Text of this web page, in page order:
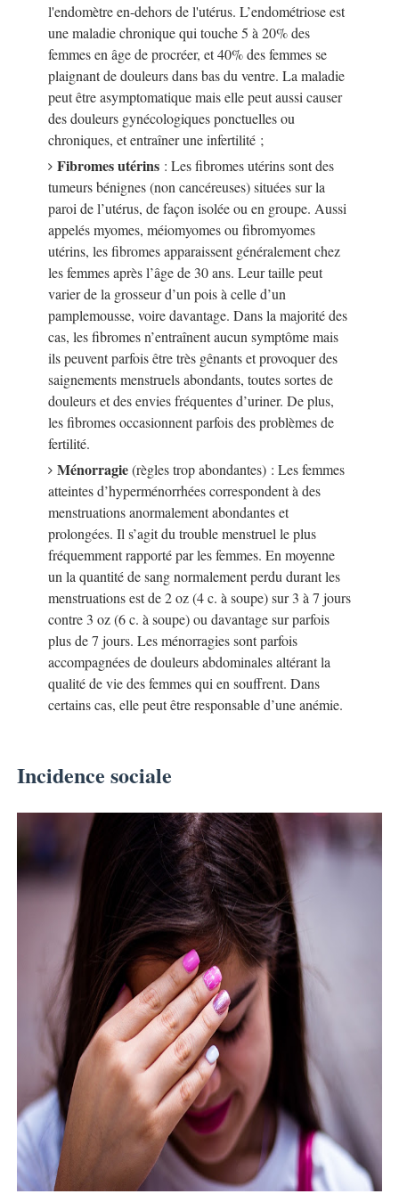
l'endomètre en-dehors de l'utérus. L’endométriose est
une maladie chronique qui touche 5 à 20% des
femmes en âge de procréer, et 40% des femmes se
plaignant de douleurs dans bas du ventre. La maladie
peut être asymptomatique mais elle peut aussi causer
des douleurs gynécologiques ponctuelles ou
chroniques, et entraîner une infertilité ;
Fibromes utérins: Les fibromes utérins sont des
tumeurs bénignes (non cancéreuses) situées sur la
paroi de l’utérus, de façon isolée ou en groupe. Aussi
appelés myomes, méiomyomes ou fibromyomes
utérins, les fibromes apparaissent généralement chez
les femmes après l’âge de 30 ans. Leur taille peut
varier de la grosseur d’un pois à celle d’un
pamplemousse, voire davantage. Dans la majorité des
cas, les fibromes n’entraînent aucun symptôme mais
ils peuvent parfois être très gênants et provoquer des
saignements menstruels abondants, toutes sortes de
douleurs et des envies fréquentes d’uriner. De plus,
les fibromes occasionnent parfois des problèmes de
fertilité.
Ménorragie(règles trop abondantes) : Les femmes
atteintes d’hyperménorrhées correspondent à des
menstruations anormalement abondantes et
prolongées. Il s’agit du trouble menstruel le plus
fréquemment rapporté par les femmes. En moyenne
un la quantité de sang normalement perdu durant les
menstruations est de 2 oz (4 c. à soupe) sur 3 à 7 jours
contre 3 oz (6 c. à soupe) ou davantage sur parfois
plus de 7 jours. Les ménorragies sont parfois
accompagnées de douleurs abdominales altérant la
qualité de vie des femmes qui en souffrent. Dans
certains cas, elle peut être responsable d’une anémie.
Incidence sociale